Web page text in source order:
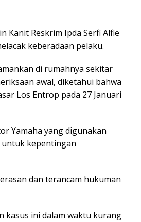
Kanit Reskrim Ipda Serfi Alfie
keberadaan pelaku.
di rumahnya sekitar
awal, diketahui bahwa
Los Entrop pada 27 Januari
Yamaha yang digunakan
untuk kepentingan
dan terancam hukuman
kasus ini dalam waktu kurang